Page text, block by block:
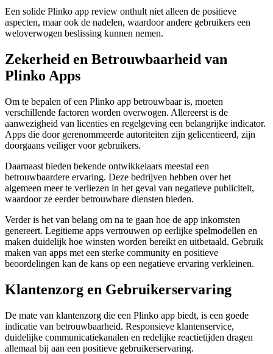
Een solide Plinko app review onthult niet alleen de positieve
aspecten, maar ook de nadelen, waardoor andere gebruikers een
weloverwogen beslissing kunnen nemen.
Zekerheid en Betrouwbaarheid van
Plinko Apps
Om te bepalen of een Plinko app betrouwbaar is, moeten
verschillende factoren worden overwogen. Allereerst is de
aanwezigheid van licenties en regelgeving een belangrijke indicator.
Apps die door gerenommeerde autoriteiten zijn gelicentieerd, zijn
doorgaans veiliger voor gebruikers.
Daarnaast bieden bekende ontwikkelaars meestal een
betrouwbaardere ervaring. Deze bedrijven hebben over het
algemeen meer te verliezen in het geval van negatieve publiciteit,
waardoor ze eerder betrouwbare diensten bieden.
Verder is het van belang om na te gaan hoe de app inkomsten
genereert. Legitieme apps vertrouwen op eerlijke spelmodellen en
maken duidelijk hoe winsten worden bereikt en uitbetaald. Gebruik
maken van apps met een sterke community en positieve
beoordelingen kan de kans op een negatieve ervaring verkleinen.
Klantenzorg en Gebruikerservaring
De mate van klantenzorg die een Plinko app biedt, is een goede
indicatie van betrouwbaarheid. Responsieve klantenservice,
duidelijke communicatiekanalen en redelijke reactietijden dragen
allemaal bij aan een positieve gebruikerservaring.